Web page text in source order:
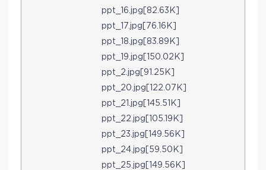
ppt_16.jpg[82.63K]
ppt_17.jpg[76.16K]
ppt_18.jpg[83.89K]
ppt_19.jpg[150.02K]
ppt_2.jpg[91.25K]
ppt_20.jpg[122.07K]
ppt_21.jpg[145.51K]
ppt_22.jpg[105.19K]
ppt_23.jpg[149.56K]
ppt_24.jpg[59.50K]
ppt_25.jpg[149.56K]